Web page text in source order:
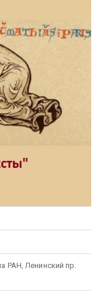
РАН, Ленинский пр.